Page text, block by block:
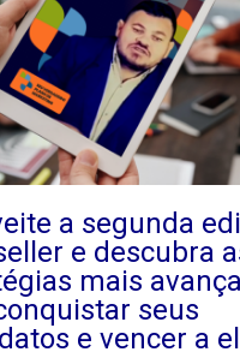
a segunda
e descubra
mais
seus
e vencer a